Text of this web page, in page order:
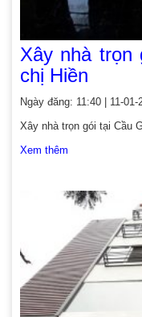
Xây nhà trọn
chị Hiền
Ngày đăng: 11:40 | 11-
Xây nhà trọn gói tại Cầu
Xem thêm